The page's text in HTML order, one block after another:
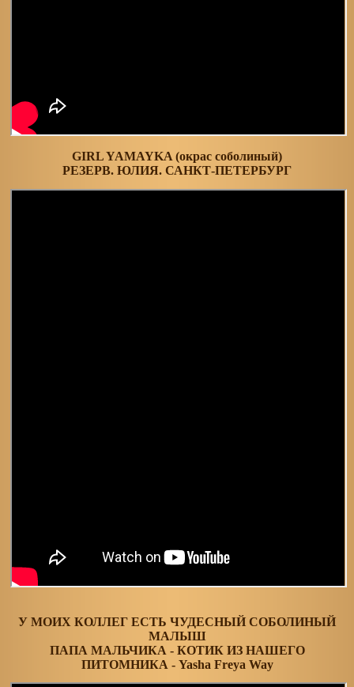
GIRL YAMAYKA (окрас соболиный)
РЕЗЕРВ. ЮЛИЯ. САНКТ-ПЕТЕРБУРГ
У МОИХ КОЛЛЕГ ЕСТЬ ЧУДЕСНЫЙ СОБОЛИНЫЙ
МАЛЫШ
ПАПА МАЛЬЧИКА - КОТИК ИЗ НАШЕГО
ПИТОМНИКА - Yasha Freya Way